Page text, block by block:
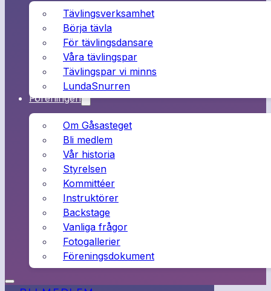
Tävlingsverksamhet
Börja tävla
För tävlingsdansare
Våra tävlingspar
Tävlingspar vi minns
LundaSnurren
Föreningen
Om Gåsasteget
Bli medlem
Vår historia
Styrelsen
Kommittéer
Instruktörer
Backstage
Vanliga frågor
Fotogallerier
Föreningsdokument